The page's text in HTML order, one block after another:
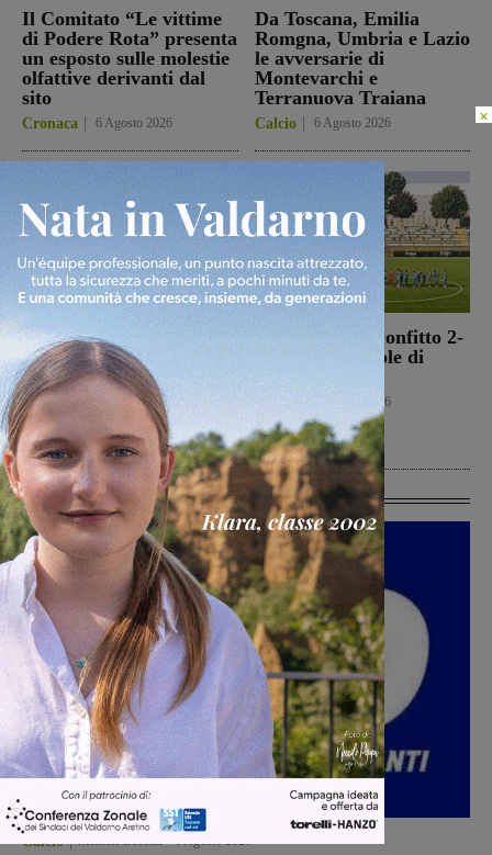
Il Comitato “Le vittime
di Podere Rota” presenta
un esposto sulle molestie
olfattive derivanti dal
sito
Cronaca 6 Agosto 2026
Da Toscana, Emilia
Romgna, Umbria e Lazio
le avversarie di
Montevarchi e
Terranuova Traiana
Calcio 6 Agosto 2026
Morto Francesco
Guccini, aveva 86 anni.
Il 25 aprile del 2024
venne a Gropina per
celebrare la Liberazione
Cronaca 6 Agosto 2026
Montevarchi sconfitto 2-
0 nell’amichevole di
Piancastagnaio
Calcio 6 Agosto 2026
Ultime Calcio
Calcio
×